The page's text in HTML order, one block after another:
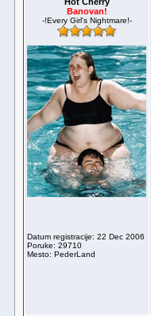
Banovan!
-!Every Girl's Nightmare!-
Datum registracije: 22 Dec 2006
Poruke: 29710
Mesto: PederLand